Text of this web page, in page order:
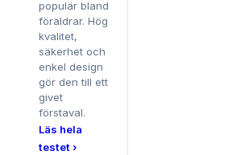
populär bland
föräldrar. Hög
kvalitet,
säkerhet och
enkel design
gör den till ett
givet
förstaval.
Läs hela
testet ›